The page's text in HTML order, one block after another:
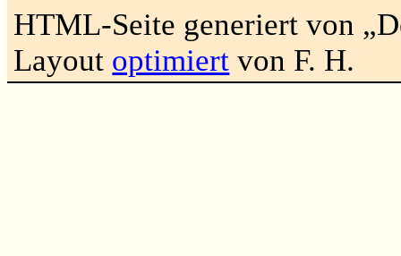
HTML-Seite generiert von
Layout optimiert von F. H.